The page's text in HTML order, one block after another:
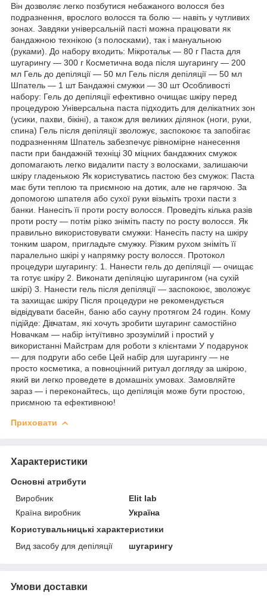
Він дозволяє легко позбутися небажаного волосся без
подразнення, врослого волосся та болю — навіть у чутливих
зонах. Завдяки універсальній пасті можна працювати як
бандажною технікою (з полосками), так і мануальною
(руками). До набору входить: Мікротальк — 80 г Паста для
шугарингу — 300 г Косметична вода після шугарингу — 200
мл Гель до депіляції — 50 мл Гель після депіляції — 50 мл
Шпатель — 1 шт Бандажні смужки — 30 шт Особливості
набору: Гель до депіляції ефективно очищає шкіру перед
процедурою Універсальна паста підходить для делікатних зон
(усики, пахви, бікіні), а також для великих ділянок (ноги, руки,
спина) Гель після депіляції зволожує, заспокоює та запобігає
подразненням Шпатель забезпечує рівномірне нанесення
пасти при бандажній техніці 30 міцних бандажних смужок
допомагають легко видалити пасту з волосками, залишаючи
шкіру гладенькою Як користуватись пастою без смужок: Паста
має бути теплою та приємною на дотик, але не гарячою. За
допомогою шпателя або сухої руки візьміть трохи пасти з
банки. Нанесіть її проти росту волосся. Проведіть кілька разів
проти росту — потім різко зніміть пасту по росту волосся. Як
правильно використовувати смужки: Нанесіть пасту на шкіру
тонким шаром, пригладьте смужку. Різким рухом зніміть її
паралельно шкірі у напрямку росту волосся. Протокол
процедури шугарингу: 1. Нанести гель до депіляції — очищає
та готує шкіру 2. Виконати депіляцію шугарингом (на сухій
шкірі) 3. Нанести гель після депіляції — заспокоює, зволожує
та захищає шкіру Після процедури не рекомендується
відвідувати басейн, баню або сауну протягом 24 годин. Кому
підійде: Дівчатам, які хочуть зробити шугаринг самостійно
Новачкам — набір інтуїтивно зрозумілий і простий у
використанні Майстрам для роботи з клієнтами У подарунок
— для подруги або себе Цей набір для шугарингу — не
просто косметика, а повноцінний ритуал догляду за шкірою,
який ви легко проведете в домашніх умовах. Замовляйте
зараз — і переконайтесь, що депіляція може бути простою,
приємною та ефективною!
Приховати
Характеристики
Основні атрибути
Виробник
Elit lab
Країна виробник
Україна
Користувальницькі характеристики
Вид засобу для депіляції
шугарингу
Умови доставки